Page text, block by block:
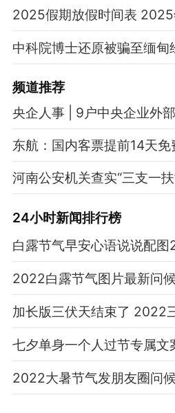
频道推荐
央企人事 | 9户中央企业外
东航：国内客票提前14天免
河南公安机关查实“三支一
24小时新闻排行榜